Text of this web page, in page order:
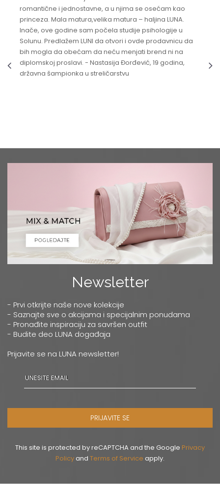
romantične i jednostavne, a u njima se osećam kao
princeza. Mala matura,velika matura – haljina LUNA.
Inače, ove godine sam počela studije psihologije u
Solunu. Predlažem LUNI da otvori i ovde prodavnicu da
bih mogla da obećam da neću menjati brend ni na
diplomskoj proslavi. - Nastasija Đorđević, 19 godina,
državna šampionka u streličarstvu
Newsletter
- Prvi otkrijte naše nove kolekcije
- Saznajte sve o akcijama i specijalnim ponudama
- Pronađite inspiraciju za savršen outfit
- Budite deo LUNA događaja
Prijavite se na LUNA newsletter!
PRIJAVITE SE
This site is protected by reCAPTCHA and the Google Privacy
Policyand Terms of Service apply.